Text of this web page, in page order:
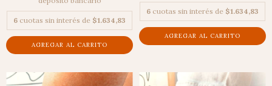
6 cuotas sin interés de $1.634,83
6 cuotas sin interés de $1.634,83